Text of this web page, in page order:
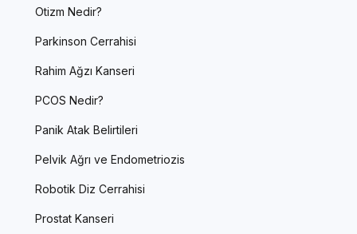
Otizm Nedir?
Parkinson Cerrahisi
Rahim Ağzı Kanseri
PCOS Nedir?
Panik Atak Belirtileri
Pelvik Ağrı ve Endometriozis
Robotik Diz Cerrahisi
Prostat Kanseri